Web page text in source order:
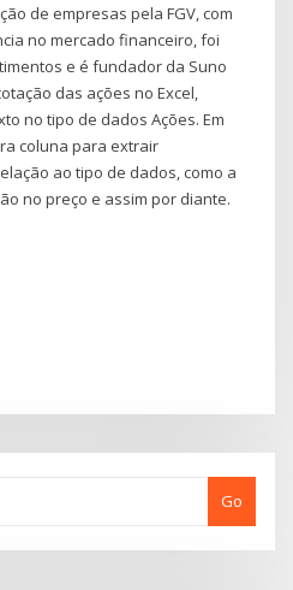
de empresas pela FGV, com
no mercado financeiro, foi
e é fundador da Suno
das ações no Excel,
no tipo de dados Ações. Em
coluna para extrair
ao tipo de dados, como a
no preço e assim por diante.
Go